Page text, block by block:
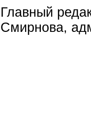
Главный
Смирнова,